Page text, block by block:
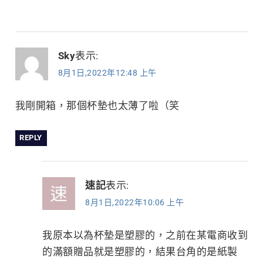
Sky表示:
8月1日,2022年12:48 上午
我剛開箱，那個杯墊也太薄了啦（笑
REPLY
速記表示:
8月1日,2022年10:06 上午
我原本以為杯墊是塑膠的，之前在某電商收到
的滿額贈品就是塑膠的，結果台角的是紙製